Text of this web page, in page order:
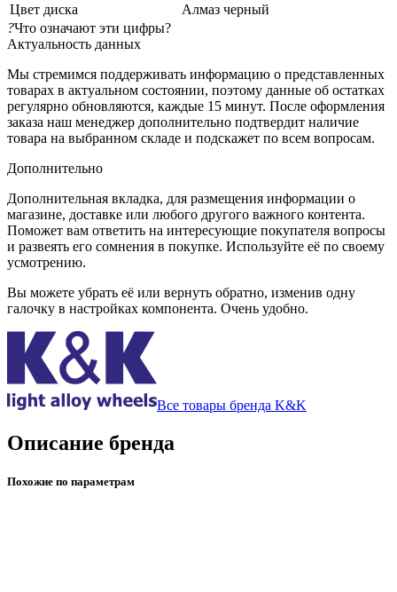
Цвет диска
Алмаз черный
?Что означают эти цифры?
Актуальность данных
Мы стремимся поддерживать информацию о представленных
товарах в актуальном состоянии, поэтому данные об остатках
регулярно обновляются, каждые 15 минут. После оформления
заказа наш менеджер дополнительно подтвердит наличие
товара на выбранном складе и подскажет по всем вопросам.
Дополнительно
Дополнительная вкладка, для размещения информации о
магазине, доставке или любого другого важного контента.
Поможет вам ответить на интересующие покупателя вопросы
и развеять его сомнения в покупке. Используйте её по своему
усмотрению.
Вы можете убрать её или вернуть обратно, изменив одну
галочку в настройках компонента. Очень удобно.
Все товары бренда K&K
Описание бренда
Похожие по параметрам